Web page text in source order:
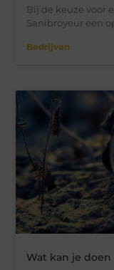
Bij de keuze voor
Sanibroyeur een
Bedrijven
Wat kan je